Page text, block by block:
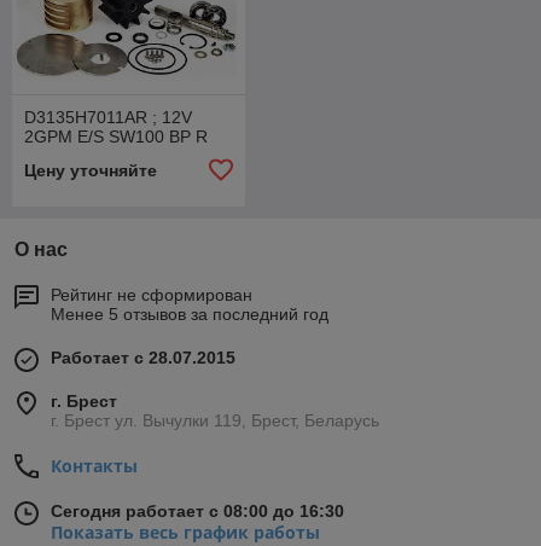
D3135H7011AR ; 12V
2GPM E/S SW100 BP R
Цену уточняйте
О нас
Рейтинг не сформирован
Менее 5 отзывов за последний год
Работает с 28.07.2015
г. Брест
г. Брест ул. Вычулки 119, Брест, Беларусь
Контакты
Сегодня работает с 08:00 до 16:30
Показать весь график работы